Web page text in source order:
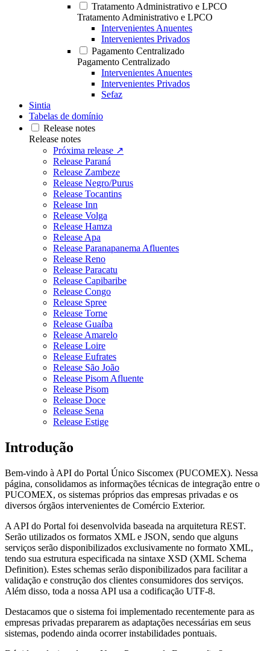
Tratamento Administrativo e LPCO
Tratamento Administrativo e LPCO
Intervenientes Anuentes
Intervenientes Privados
Pagamento Centralizado
Pagamento Centralizado
Intervenientes Anuentes
Intervenientes Privados
Sefaz
Sintia
Tabelas de domínio
Release notes
Release notes
Próxima release ↗
Release Paraná
Release Zambeze
Release Negro/Purus
Release Tocantins
Release Inn
Release Volga
Release Hamza
Release Apa
Release Paranapanema Afluentes
Release Reno
Release Paracatu
Release Capibaribe
Release Congo
Release Spree
Release Torne
Release Guaíba
Release Amarelo
Release Loire
Release Eufrates
Release São João
Release Pisom Afluente
Release Pisom
Release Doce
Release Sena
Release Estige
Introdução
Bem-vindo à API do Portal Único Siscomex (PUCOMEX). Nessa
página, consolidamos as informações técnicas de integração entre o
PUCOMEX, os sistemas próprios das empresas privadas e os
diversos órgãos intervenientes de Comércio Exterior.
A API do Portal foi desenvolvida baseada na arquitetura REST.
Serão utilizados os formatos XML e JSON, sendo que alguns
serviços serão disponibilizados exclusivamente no formato XML,
tendo sua estrutura especificada na sintaxe XSD (XML Schema
Definition). Estes schemas serão disponibilizados para facilitar a
validação e construção dos clientes consumidores dos serviços.
Além disso, toda a nossa API usa a codificação UTF-8.
Destacamos que o sistema foi implementado recentemente para as
empresas privadas prepararem as adaptações necessárias em seus
sistemas, podendo ainda ocorrer instabilidades pontuais.